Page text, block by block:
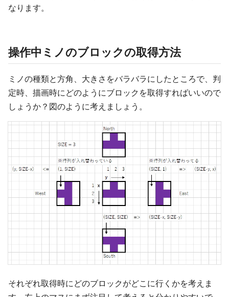
なります。
操作中ミノのブロックの取得方法
ミノの種類と方角、大きさをバラバラにしたところで、判
定時、描画時にどのようにブロックを取得すればいいので
しょうか？図のように考えましょう。
それぞれ取得時にどのブロックがどこに行くかを考えま